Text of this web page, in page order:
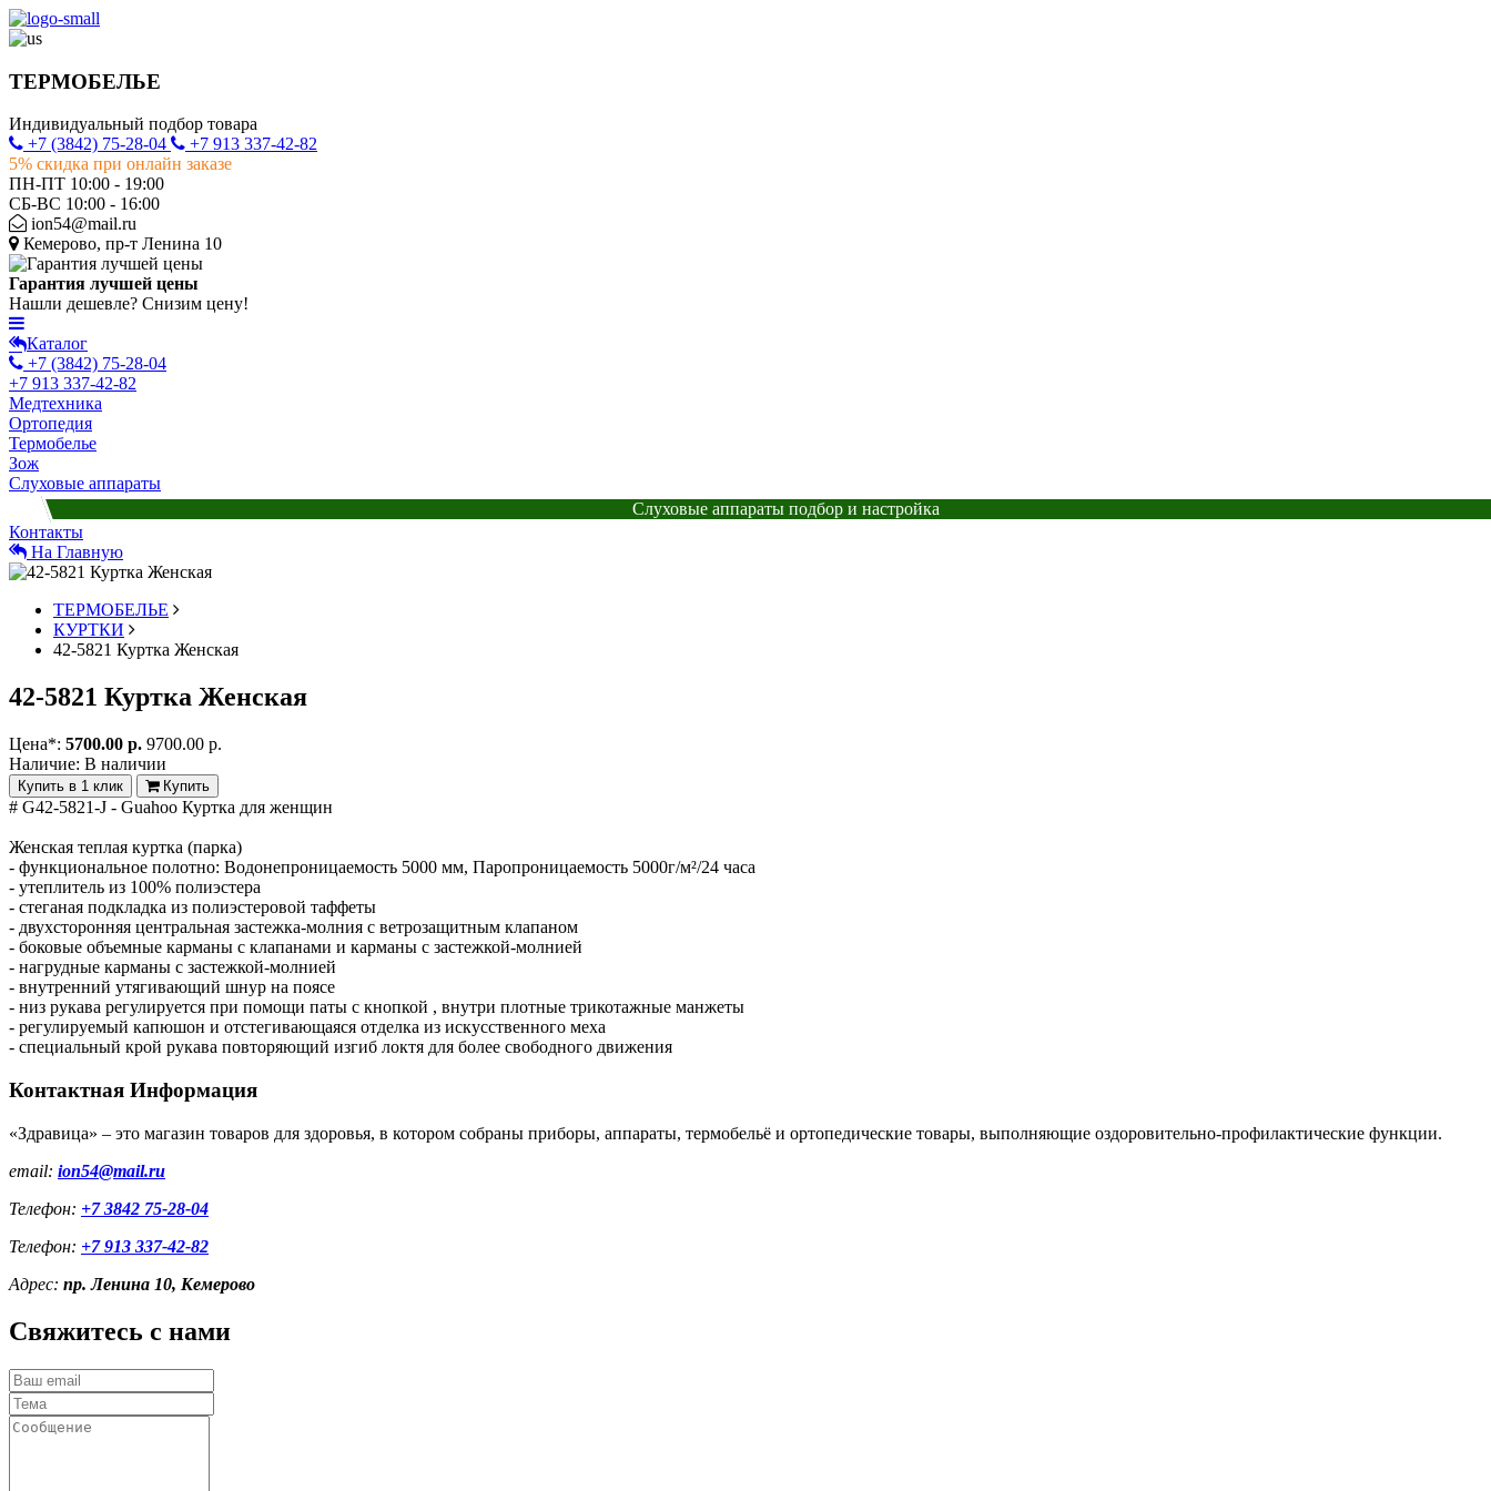
ТЕРМОБЕЛЬЕ
Индивидуальный подбор товара
+7 (3842) 75-28-04
+7 913 337-42-82
5% скидка при онлайн заказе
ПН-ПТ 10:00 - 19:00
СБ-ВС 10:00 - 16:00
ion54@mail.ru
Кемерово, пр-т Ленина 10
Гарантия лучшей цены
Нашли дешевле? Снизим цену!
Каталог
+7 (3842) 75-28-04
+7 913 337-42-82
Медтехника
Ортопедия
Термобелье
Зож
Слуховые аппараты
Слуховые аппараты подбор и настройка
Контакты
На Главную
ТЕРМОБЕЛЬЕ
КУРТКИ
42-5821 Куртка Женская
42-5821 Куртка Женская
Цена*: 5700.00 р. 9700.00 р.
Наличие: В наличии
Купить в 1 клик Купить
# G42-5821-J - Guahoo Куртка для женщин
Женская теплая куртка (парка)
- функциональное полотно: Водонепроницаемость 5000 мм, Паропроницаемость 5000г/м²/24 часа
- утеплитель из 100% полиэстера
- стеганая подкладка из полиэстеровой таффеты
- двухсторонняя центральная застежка-молния с ветрозащитным клапаном
- боковые объемные карманы с клапанами и карманы с застежкой-молнией
- нагрудные карманы с застежкой-молнией
- внутренний утягивающий шнур на поясе
- низ рукава регулируется при помощи паты с кнопкой , внутри плотные трикотажные манжеты
- регулируемый капюшон и отстегивающаяся отделка из искусственного меха
- специальный крой рукава повторяющий изгиб локтя для более свободного движения
Контактная Информация
«Здравица» – это магазин товаров для здоровья, в котором собраны приборы, аппараты, термобельё и ортопедические товары, выполняющие оздоровительно-профилактические функции.
email: ion54@mail.ru
Телефон: +7 3842 75-28-04
Телефон: +7 913 337-42-82
Адрес: пр. Ленина 10, Кемерово
Свяжитесь с нами